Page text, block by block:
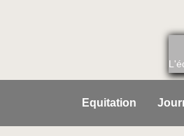
Equitation